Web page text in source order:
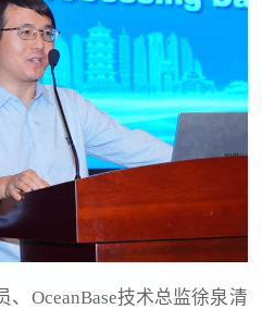
、OceanBase技术总监徐泉清